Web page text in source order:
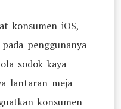
konsumen iOS,
penggunanya
sodok kaya
lantaran meja
konsumen